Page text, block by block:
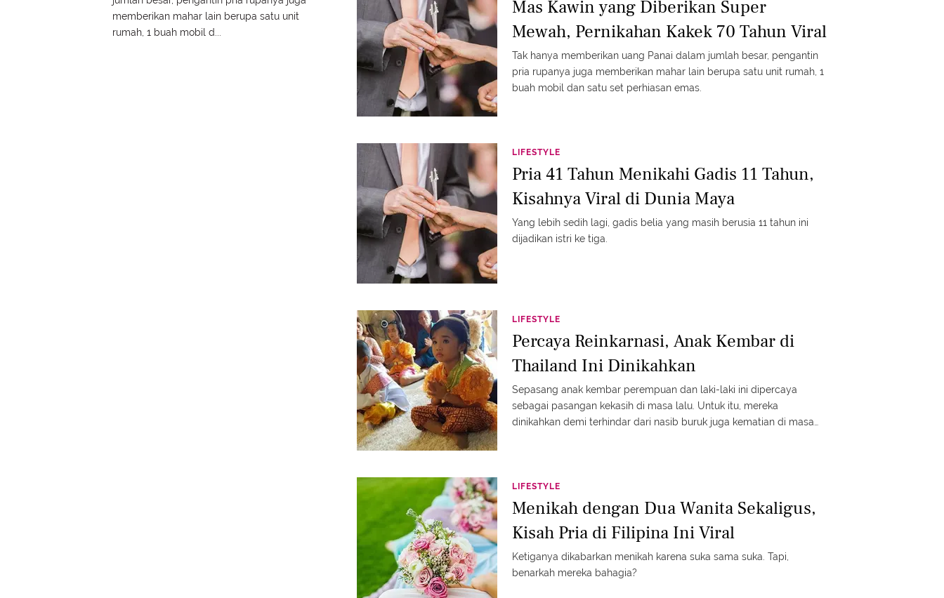
memberikan mahar lain berupa satu unit
rumah, 1 buah mobil d...
Mas Kawin yang Diberikan Super
Mewah, Pernikahan Kakek 70 Tahun Viral
Tak hanya memberikan uang Panai dalam jumlah besar, pengantin
pria rupanya juga memberikan mahar lain berupa satu unit rumah, 1
buah mobil dan satu set perhiasan emas.
LIFESTYLE
Pria 41 Tahun Menikahi Gadis 11 Tahun,
Kisahnya Viral di Dunia Maya
Yang lebih sedih lagi, gadis belia yang masih berusia 11 tahun ini
dijadikan istri ke tiga.
LIFESTYLE
Percaya Reinkarnasi, Anak Kembar di
Thailand Ini Dinikahkan
Sepasang anak kembar perempuan dan laki-laki ini dipercaya
sebagai pasangan kekasih di masa lalu. Untuk itu, mereka
dinikahkan demi terhindar dari nasib buruk juga kematian di masa
LIFESTYLE
Menikah dengan Dua Wanita Sekaligus,
Kisah Pria di Filipina Ini Viral
Ketiganya dikabarkan menikah karena suka sama suka. Tapi,
benarkah mereka bahagia?